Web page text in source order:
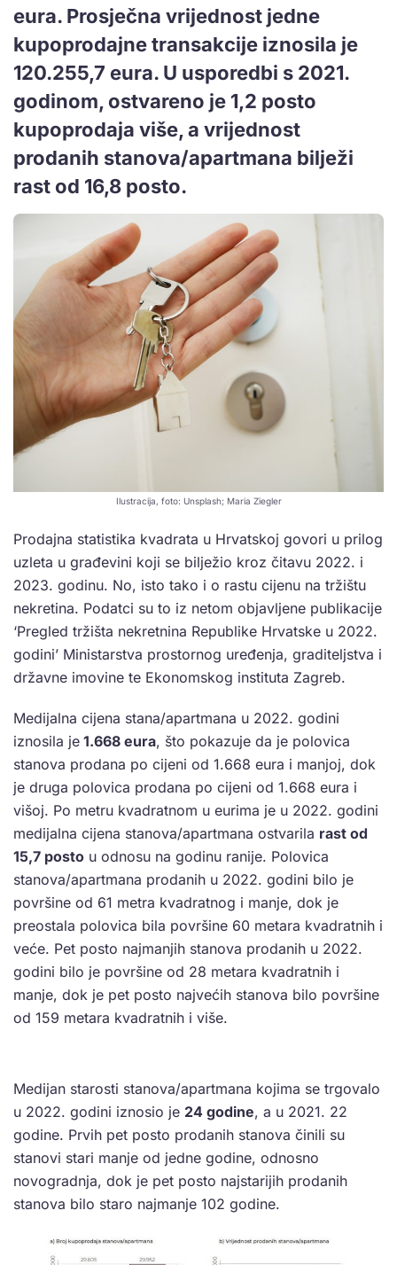
eura. Prosječna vrijednost jedne
kupoprodajne transakcije iznosila je
120.255,7 eura. U usporedbi s 2021.
godinom, ostvareno je 1,2 posto
kupoprodaja više, a vrijednost
prodanih stanova/apartmana bilježi
rast od 16,8 posto.
Ilustracija, foto: Unsplash; Maria Ziegler
Prodajna statistika kvadrata u Hrvatskoj govori u prilog
uzleta u građevini koji se bilježio kroz čitavu 2022. i
2023. godinu. No, isto tako i o rastu cijenu na tržištu
nekretina. Podatci su to iz netom objavljene publikacije
‘Pregled tržišta nekretnina Republike Hrvatske u 2022.
godini’ Ministarstva prostornog uređenja, graditeljstva i
državne imovine te Ekonomskog instituta Zagreb.
Medijalna cijena stana/apartmana u 2022. godini
iznosila je 1.668 eura, što pokazuje da je polovica
stanova prodana po cijeni od 1.668 eura i manjoj, dok
je druga polovica prodana po cijeni od 1.668 eura i
višoj. Po metru kvadratnom u eurima je u 2022. godini
medijalna cijena stanova/apartmana ostvarila rast od
15,7 posto u odnosu na godinu ranije. Polovica
stanova/apartmana prodanih u 2022. godini bilo je
površine od 61 metra kvadratnog i manje, dok je
preostala polovica bila površine 60 metara kvadratnih i
veće. Pet posto najmanjih stanova prodanih u 2022.
godini bilo je površine od 28 metara kvadratnih i
manje, dok je pet posto najvećih stanova bilo površine
od 159 metara kvadratnih i više.
Medijan starosti stanova/apartmana kojima se trgovalo
u 2022. godini iznosio je 24 godine, a u 2021. 22
godine. Prvih pet posto prodanih stanova činili su
stanovi stari manje od jedne godine, odnosno
novogradnja, dok je pet posto najstarijih prodanih
stanova bilo staro najmanje 102 godine.